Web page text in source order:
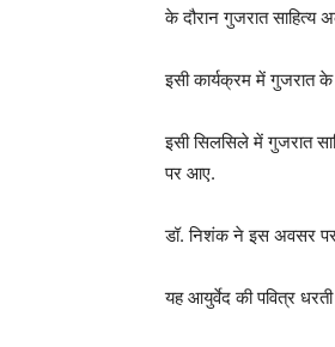
के दौरान गुजरात साहित्य
इसी कार्यक्रम में गुजरात
इसी सिलसिले में गुजरात
पर आए.
डॉ. निशंक ने इस अवसर पर
यह आयुर्वेद की पवित्र